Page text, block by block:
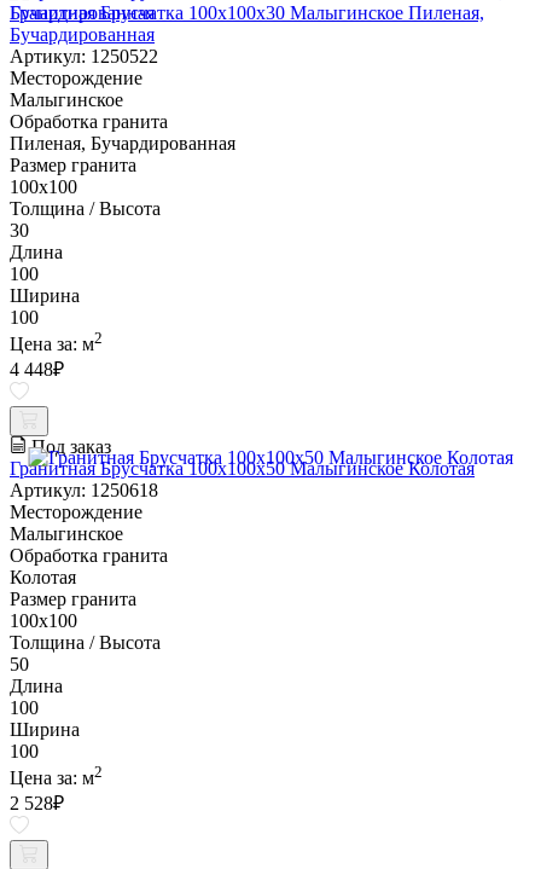
Гранитная Брусчатка 100х100x30 Малыгинское Пиленая,
Бучардированная
Артикул: 1250522
Месторождение
Малыгинское
Обработка гранита
Пиленая, Бучардированная
Размер гранита
100х100
Толщина / Высота
30
Длина
100
Ширина
100
Цена за: м2
4 448₽
Под заказ
Гранитная Брусчатка 100х100x50 Малыгинское Колотая
Артикул: 1250618
Месторождение
Малыгинское
Обработка гранита
Колотая
Размер гранита
100х100
Толщина / Высота
50
Длина
100
Ширина
100
Цена за: м2
2 528₽